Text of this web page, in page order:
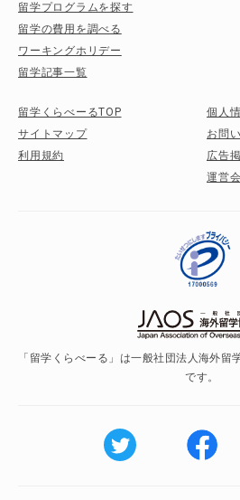
留学プログラムを探す
留学の費用を調べる
ワーキングホリデー
留学記事一覧
留学くらべーるTOP
サイトマップ
利用規約
個人
お問
広告
運営
「留学くらべーる」は一般社団法人海外留
です。